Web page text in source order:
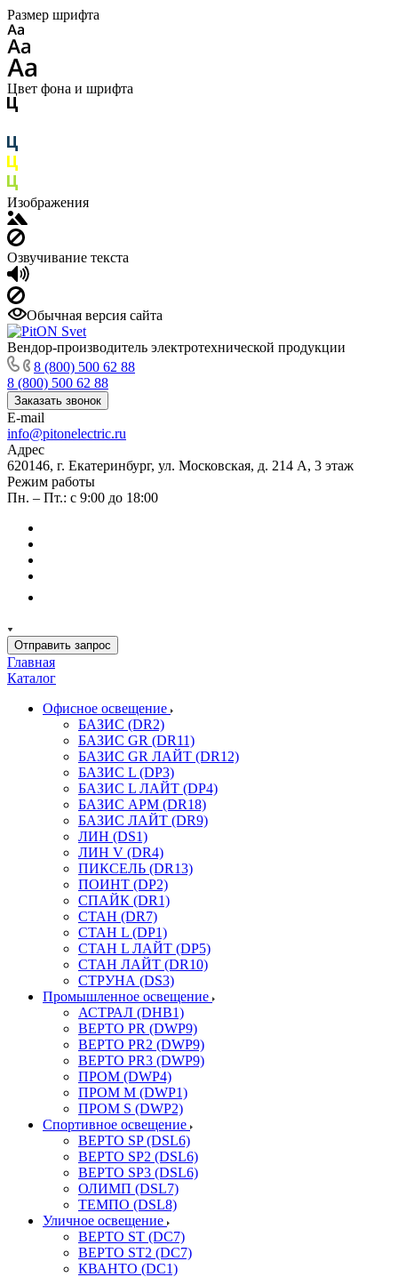
Размер шрифта
Цвет фона и шрифта
Изображения
Озвучивание текста
Обычная версия сайта
Вендор-производитель электротехнической продукции
8 (800) 500 62 88
8 (800) 500 62 88
Заказать звонок
E-mail
info@pitonelectric.ru
Адрес
620146, г. Екатеринбург, ул. Московская, д. 214 А, 3 этаж
Режим работы
Пн. – Пт.: с 9:00 до 18:00
Отправить запрос
Главная
Каталог
Офисное освещение
БАЗИС (DR2)
БАЗИС GR (DR11)
БАЗИС GR ЛАЙТ (DR12)
БАЗИС L (DP3)
БАЗИС L ЛАЙТ (DP4)
БАЗИС АРМ (DR18)
БАЗИС ЛАЙТ (DR9)
ЛИН (DS1)
ЛИН V (DR4)
ПИКСЕЛЬ (DR13)
ПОИНТ (DP2)
СПАЙК (DR1)
СТАН (DR7)
СТАН L (DP1)
СТАН L ЛАЙТ (DP5)
СТАН ЛАЙТ (DR10)
СТРУНА (DS3)
Промышленное освещение
АСТРАЛ (DHB1)
ВЕРТО PR (DWP9)
ВЕРТО PR2 (DWP9)
ВЕРТО PR3 (DWP9)
ПРОМ (DWP4)
ПРОМ M (DWP1)
ПРОМ S (DWP2)
Спортивное освещение
ВЕРТО SP (DSL6)
ВЕРТО SP2 (DSL6)
ВЕРТО SP3 (DSL6)
ОЛИМП (DSL7)
ТЕМПО (DSL8)
Уличное освещение
ВЕРТО ST (DC7)
ВЕРТО ST2 (DC7)
КВАНТО (DC1)